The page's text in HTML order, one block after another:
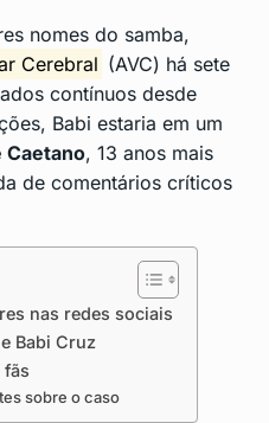
nomes do samba,
Cerebral (AVC) há sete
contínuos desde
Babi estaria em um
Caetano, 13 anos mais
de comentários críticos
nas redes sociais
Babi Cruz
fãs
sobre o caso